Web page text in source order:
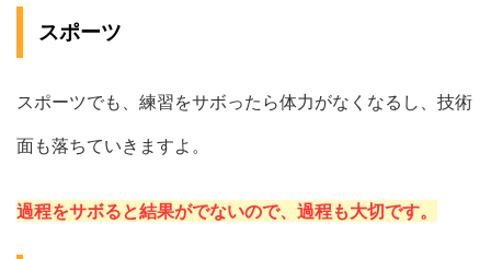
スポーツ
スポーツでも、練習をサボったら体力がなくなるし、技術
面も落ちていきますよ。
過程をサボると結果がでないので、過程も大切です。